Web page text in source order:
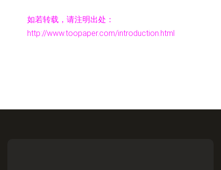
如若转载，请注明出处：
http://www.toopaper.com/introduction.html